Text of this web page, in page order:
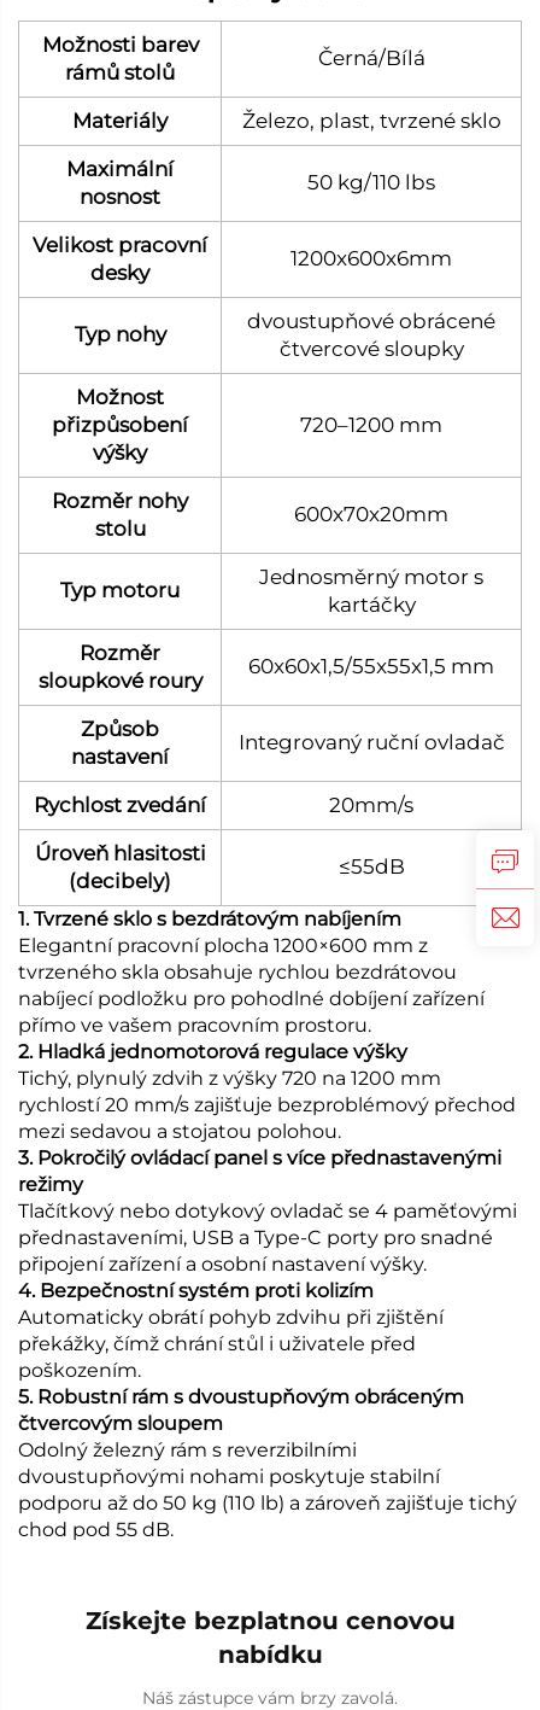
Možnosti barev
rámů stolů
Černá/Bílá
Materiály
Železo, plast, tvrzené sklo
Maximální
nosnost
50 kg/110 lbs
Velikost pracovní
desky
1200x600x6mm
Typ nohy
dvoustupňové obrácené
čtvercové sloupky
Možnost
přizpůsobení
výšky
720–1200 mm
Rozměr nohy
stolu
600x70x20mm
Typ motoru
Jednosměrný motor s
kartáčky
Rozměr
sloupkové roury
60x60x1,5/55x55x1,5 mm
Způsob
nastavení
Integrovaný ruční ovladač
Rychlost zvedání
20mm/s
Úroveň hlasitosti
(decibely)
≤55dB
1. Tvrzené sklo s bezdrátovým nabíjením
Elegantní pracovní plocha 1200×600 mm z
tvrzeného skla obsahuje rychlou bezdrátovou
nabíjecí podložku pro pohodlné dobíjení zařízení
přímo ve vašem pracovním prostoru.
2. Hladká jednomotorová regulace výšky
Tichý, plynulý zdvih z výšky 720 na 1200 mm
rychlostí 20 mm/s zajišťuje bezproblémový přechod
mezi sedavou a stojatou polohou.
3. Pokročilý ovládací panel s více přednastavenými
režimy
Tlačítkový nebo dotykový ovladač se 4 paměťovými
přednastaveními, USB a Type-C porty pro snadné
připojení zařízení a osobní nastavení výšky.
4. Bezpečnostní systém proti kolizím
Automaticky obrátí pohyb zdvihu při zjištění
překážky, čímž chrání stůl i uživatele před
poškozením.
5. Robustní rám s dvoustupňovým obráceným
čtvercovým sloupem
Odolný železný rám s reverzibilními
dvoustupňovými nohami poskytuje stabilní
podporu až do 50 kg (110 lb) a zároveň zajišťuje tichý
chod pod 55 dB.
Získejte bezplatnou cenovou
nabídku
Náš zástupce vám brzy zavolá.